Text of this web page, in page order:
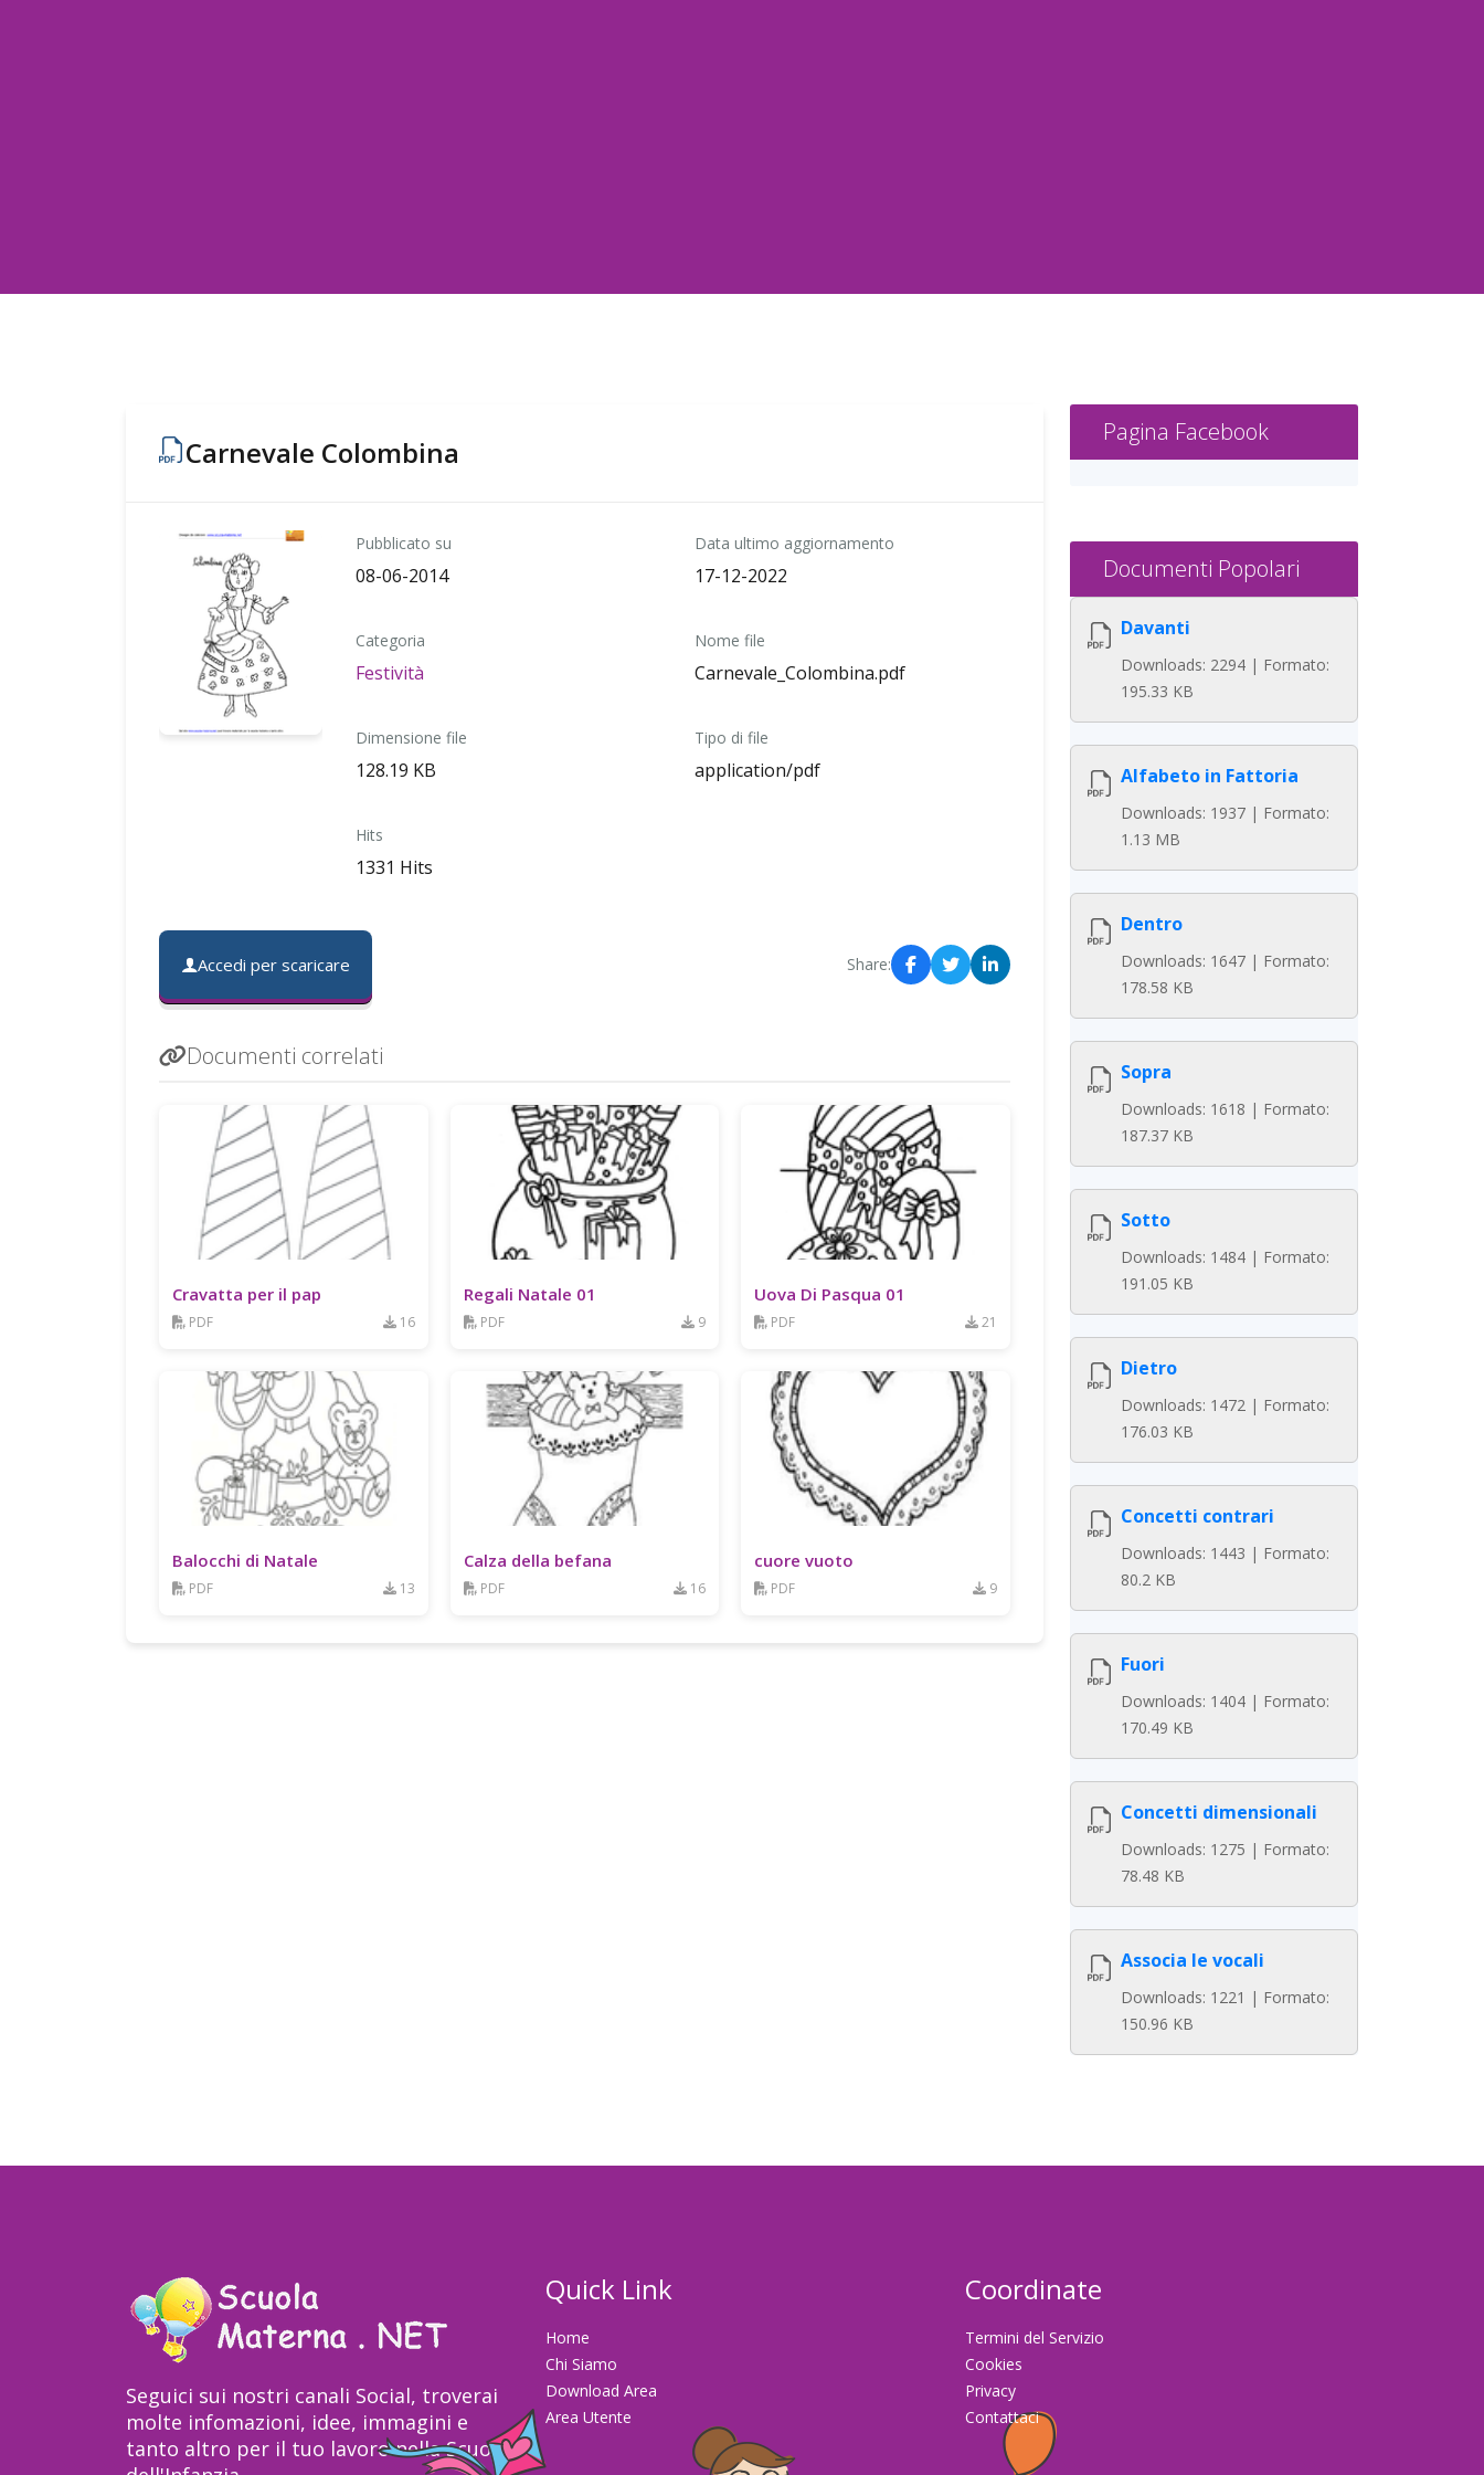
Carnevale Colombina
Pubblicato su
08-06-2014
Data ultimo aggiornamento
17-12-2022
Categoria
Festività
Nome file
Carnevale_Colombina.pdf
Dimensione file
128.19 KB
Tipo di file
application/pdf
Hits
1331 Hits
Accedi per scaricare Share:
Documenti correlati
Cravatta per il pap
PDF 16
Regali Natale 01
PDF 9
Uova Di Pasqua 01
PDF 21
Balocchi di Natale
PDF 13
Calza della befana
PDF 16
cuore vuoto
PDF 9
Pagina Facebook
Documenti Popolari
Davanti
Downloads: 2294 | Formato:
195.33 KB
Alfabeto in Fattoria
Downloads: 1937 | Formato:
1.13 MB
Dentro
Downloads: 1647 | Formato:
178.58 KB
Sopra
Downloads: 1618 | Formato:
187.37 KB
Sotto
Downloads: 1484 | Formato:
191.05 KB
Dietro
Downloads: 1472 | Formato:
176.03 KB
Concetti contrari
Downloads: 1443 | Formato:
80.2 KB
Fuori
Downloads: 1404 | Formato:
170.49 KB
Concetti dimensionali
Downloads: 1275 | Formato:
78.48 KB
Associa le vocali
Downloads: 1221 | Formato:
150.96 KB
Seguici sui nostri canali Social, troverai
molte infomazioni, idee, immagini e
tanto altro per il tuo lavoro nella Scuola
Quick Link
Home
Chi Siamo
Download Area
Area Utente
Coordinate
Termini del Servizio
Cookies
Privacy
Contattaci